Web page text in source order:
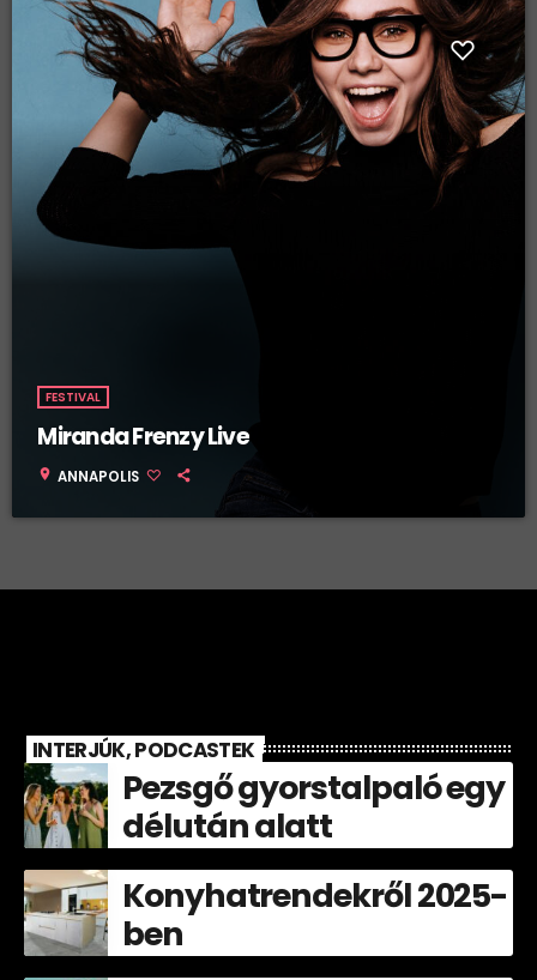
FESTIVAL
Miranda Frenzy Live
location_on ANNAPOLIS
INTERJÚK, PODCASTEK
Pezsgő gyorstalpaló egy
délután alatt
Konyhatrendekről 2025-
ben